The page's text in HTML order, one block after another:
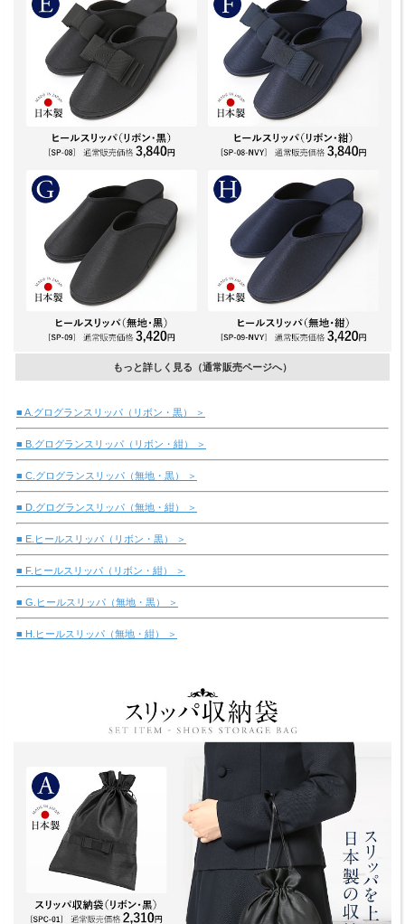
もっと詳しく見る（通常販売ページへ）
■ A.グログランスリッパ（リボン・黒） ＞
■ B.グログランスリッパ（リボン・紺） ＞
■ C.グログランスリッパ（無地・黒） ＞
■ D.グログランスリッパ（無地・紺） ＞
■ E.ヒールスリッパ（リボン・黒） ＞
■ F.ヒールスリッパ（リボン・紺） ＞
■ G.ヒールスリッパ（無地・黒） ＞
■ H.ヒールスリッパ（無地・紺） ＞